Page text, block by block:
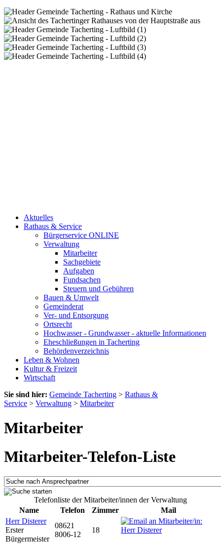
Aktuelles
Rathaus & Service
Bürgerservice ONLINE
Verwaltung
Mitarbeiter
Sachgebiete
Aufgaben
Fundsachen
Steuern und Gebühren
Bauen & Umwelt
Gemeinderat
Ver- und Entsorgung
Ortsrecht
Hochwasser - Grundwasser - aktuelle Informationen
Eheschließungen in Tacherting
Behördenverzeichnis
Leben & Wohnen
Kultur & Freizeit
Wirtschaft
Sie sind hier: Gemeinde Tacherting > Rathaus &
Service > Verwaltung > Mitarbeiter
Mitarbeiter
Mitarbeiter-Telefon-Liste
Telefonliste der Mitarbeiter/innen der Verwaltung
Name
Telefon Zimmer
Mail
Herr Disterer
Erster
Bürgermeister
08621
8006-12
18